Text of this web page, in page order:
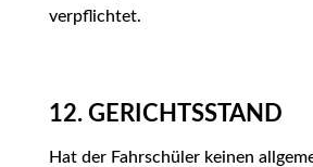
verpflichtet.
12. GERICHTSSTAND
Hat der Fahrschüler keinen